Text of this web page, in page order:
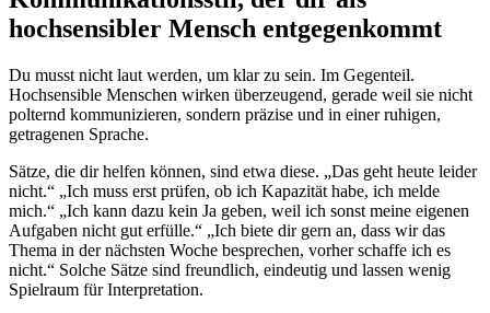
hochsensibler Mensch entgegenkommt
Du musst nicht laut werden, um klar zu sein. Im Gegenteil.
Hochsensible Menschen wirken überzeugend, gerade weil sie nicht
polternd kommunizieren, sondern präzise und in einer ruhigen,
getragenen Sprache.
Sätze, die dir helfen können, sind etwa diese. „Das geht heute leider
nicht.“ „Ich muss erst prüfen, ob ich Kapazität habe, ich melde
mich.“ „Ich kann dazu kein Ja geben, weil ich sonst meine eigenen
Aufgaben nicht gut erfülle.“ „Ich biete dir gern an, dass wir das
Thema in der nächsten Woche besprechen, vorher schaffe ich es
nicht.“ Solche Sätze sind freundlich, eindeutig und lassen wenig
Spielraum für Interpretation.